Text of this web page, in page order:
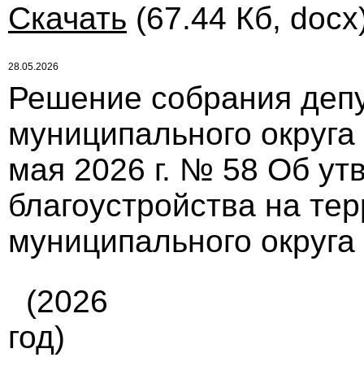
Скачать (67.44 Кб,
28.05.2026
Решение собрания
муниципального
мая 2026 г. № 58 Об
благоустройства на
муниципального
(2026
год)